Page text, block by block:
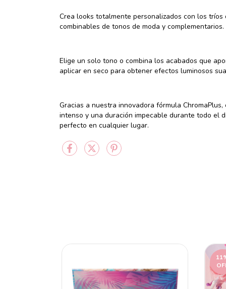
Crea looks totalmente personalizados con los
combinables de tonos de moda y complementarios.
Elige un solo tono o combina los acabados que
aplicar en seco para obtener efectos luminosos
Gracias a nuestra innovadora fórmula
intenso y una duración impecable durante todo el
perfecto en cualquier lugar.
11